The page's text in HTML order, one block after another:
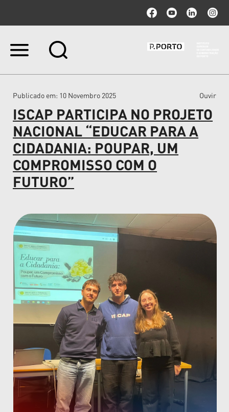
Ir
Ir
navegação
Publicado em: 10 Novembro 2025 Ouvir
ISCAP PARTICIPA NO PROJETO
NACIONAL “EDUCAR PARA A
CIDADANIA: POUPAR, UM
COMPROMISSO COM O
FUTURO”